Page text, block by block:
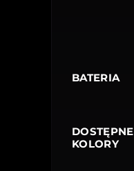
BATERIA
DOSTĘPNE
KOLORY